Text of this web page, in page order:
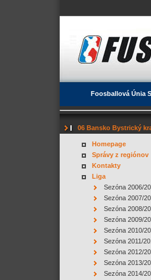
Foosballová Únia
06 Bansko Bystrický
Homepage
Správy z regiónov
Kontakty
Liga
Sezóna 2006/
Sezóna 2007/
Sezóna 2008/
Sezóna 2009/
Sezóna 2010/
Sezóna 2011/
Sezóna 2012/
Sezóna 2013/
Sezóna 2014/